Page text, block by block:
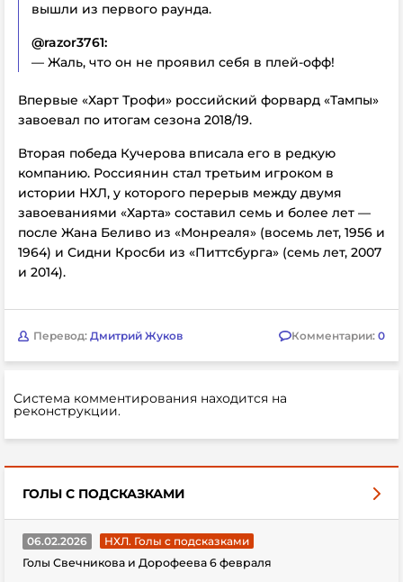
вышли из первого раунда.
@razor3761:
— Жаль, что он не проявил себя в плей-офф!
Впервые «Харт Трофи» российский форвард «Тампы»
завоевал по итогам сезона 2018/19.
Вторая победа Кучерова вписала его в редкую
компанию. Россиянин стал третьим игроком в
истории НХЛ, у которого перерыв между двумя
завоеваниями «Харта» составил семь и более лет —
после Жана Беливо из «Монреаля» (восемь лет, 1956 и
1964) и Сидни Кросби из «Питтсбурга» (семь лет, 2007
и 2014).
Перевод: Дмитрий Жуков Комментарии: 0
Система комментирования находится на
реконструкции.
ГОЛЫ С ПОДСКАЗКАМИ
06.02.2026
НХЛ. Голы с подсказками
Голы Свечникова и Дорофеева 6 февраля